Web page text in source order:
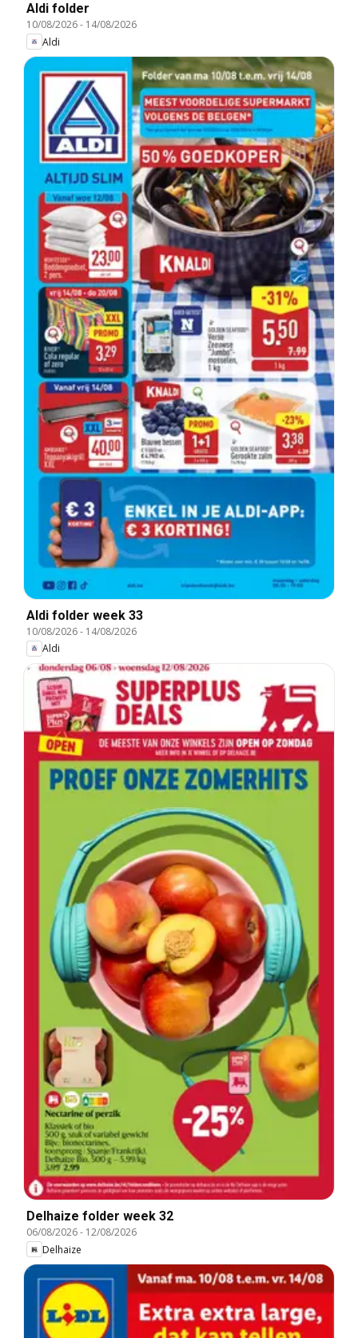
Aldi folder
10/08/2026- 14/08/2026
Aldi
Aldi folder week 33
10/08/2026- 14/08/2026
Aldi
Delhaize folder week 32
06/08/2026- 12/08/2026
Delhaize